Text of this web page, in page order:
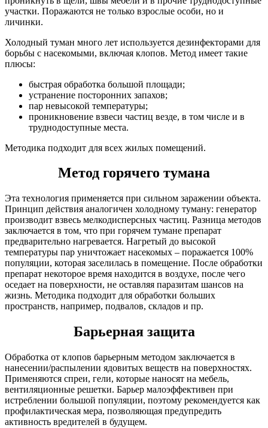
участки. Поражаются не только взрослые особи, но и
личинки.
Холодный туман много лет используется дезинфекторами для
борьбы с насекомыми, включая клопов. Метод имеет такие
плюсы:
быстрая обработка большой площади;
устранение посторонних запахов;
пар невысокой температуры;
проникновение взвеси частиц везде, в том числе и в
труднодоступные места.
Методика подходит для всех жилых помещений.
Метод горячего тумана
Эта технология применяется при сильном заражении объекта.
Принцип действия аналогичен холодному туману: генератор
производит взвесь мелкодисперсных частиц. Разница методов
заключается в том, что при горячем тумане препарат
предварительно нагревается. Нагретый до высокой
температуры пар уничтожает насекомых – поражается 100%
популяции, которая заселилась в помещение. После обработки
препарат некоторое время находится в воздухе, после чего
оседает на поверхности, не оставляя паразитам шансов на
жизнь. Методика подходит для обработки больших
пространств, например, подвалов, складов и пр.
Барьерная защита
Обработка от клопов барьерным методом заключается в
нанесении/распылении ядовитых веществ на поверхностях.
Применяются спреи, гели, которые наносят на мебель,
вентиляционные решетки. Барьер малоэффективен при
истреблении большой популяции, поэтому рекомендуется как
профилактическая мера, позволяющая предупредить
активность вредителей в будущем.